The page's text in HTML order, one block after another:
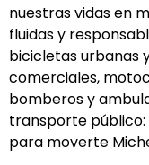
nuestras vidas en
fluidas y
bicicletas urbanas
comerciales,
bomberos y
transporte público:
para moverte